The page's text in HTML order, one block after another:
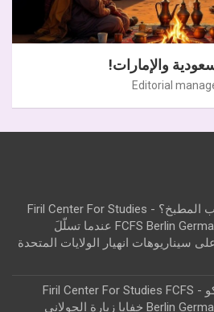
والإمارات!
Editorial
عندما تسلّلَ الجولاني من باب المطبخ؟ - Firil Center For Studies
FCFS Berlin Germany Dr. Jameel M. Shaheen عندما تسلّلَ
سيناريوهات انهيار الولايات المتحدة
خفايا زيارة الجولاني لموسكو - Firil Center For Studies FCFS
Berlin Germany Dr. Jameel M. Shaheen خفايا زيارة الجولاني